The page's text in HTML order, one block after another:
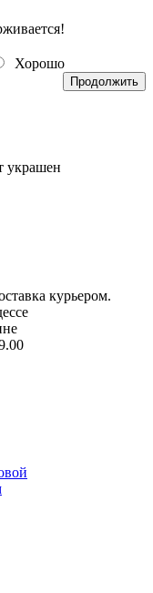
Хорошо
Продолжить
украшен
курьером.